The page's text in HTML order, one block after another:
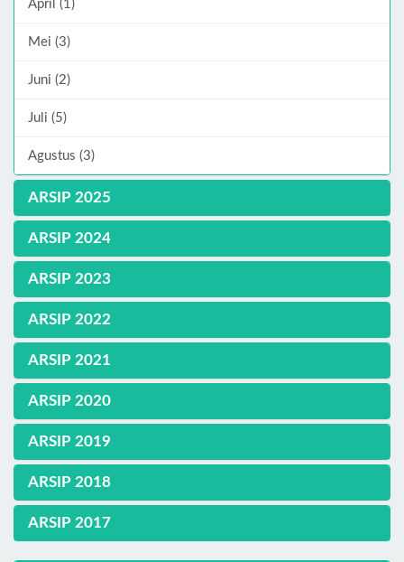
April (1)
Mei (3)
Juni (2)
Juli (5)
Agustus (3)
ARSIP 2025
ARSIP 2024
ARSIP 2023
ARSIP 2022
ARSIP 2021
ARSIP 2020
ARSIP 2019
ARSIP 2018
ARSIP 2017